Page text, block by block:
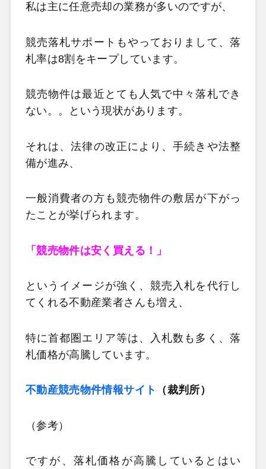
私は主に任意売却の業務が多いのですが、
競売落札サポートもやっておりまして、落
札率は8割をキープしています。
競売物件は最近とても人気で中々落札でき
ない。。という現状があります。
それは、法律の改正により、手続きや法整
備が進み、
一般消費者の方も競売物件の敷居が下がっ
たことが挙げられます。
「競売物件は安く買える！」
というイメージが強く、競売入札を代行し
てくれる不動産業者さんも増え、
特に首都圏エリア等は、入札数も多く、落
札価格が高騰しています。
不動産競売物件情報サイト （裁判所）
（参考）
ですが、落札価格が高騰しているとはい